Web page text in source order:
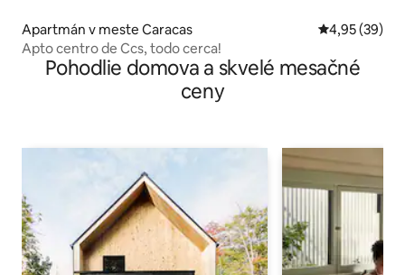
Apartmán v meste Caracas Priemerné
4,95 (39)
Apto centro de Ccs, todo cerca!
Pohodlie domova a skvelé mesačné
ceny